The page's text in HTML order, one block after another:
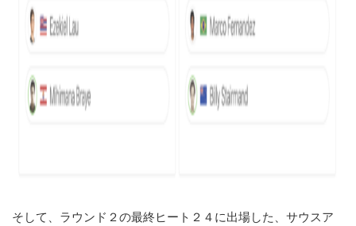
そして、ラウンド２の最終ヒート２４に出場した、サウスア